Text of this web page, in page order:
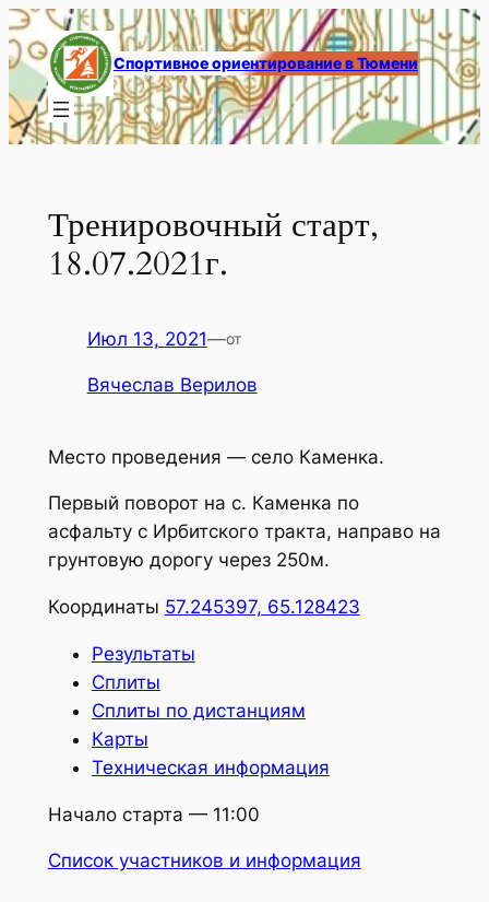
Перейти
к
содержимому
Спортивное ориентирование в Тюмени
Тренировочный старт,
18.07.2021г.
Июл 13, 2021—от
Вячеслав Верилов
Место проведения — село Каменка.
Первый поворот на с. Каменка по
асфальту с Ирбитского тракта, направо на
грунтовую дорогу через 250м.
Координаты 57.245397, 65.128423
Результаты
Сплиты
Сплиты по дистанциям
Карты
Техническая информация
Начало старта — 11:00
Список участников и информация